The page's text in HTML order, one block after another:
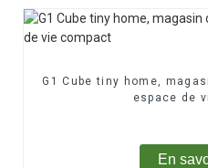
G1 Cube tiny home,
espace de
En